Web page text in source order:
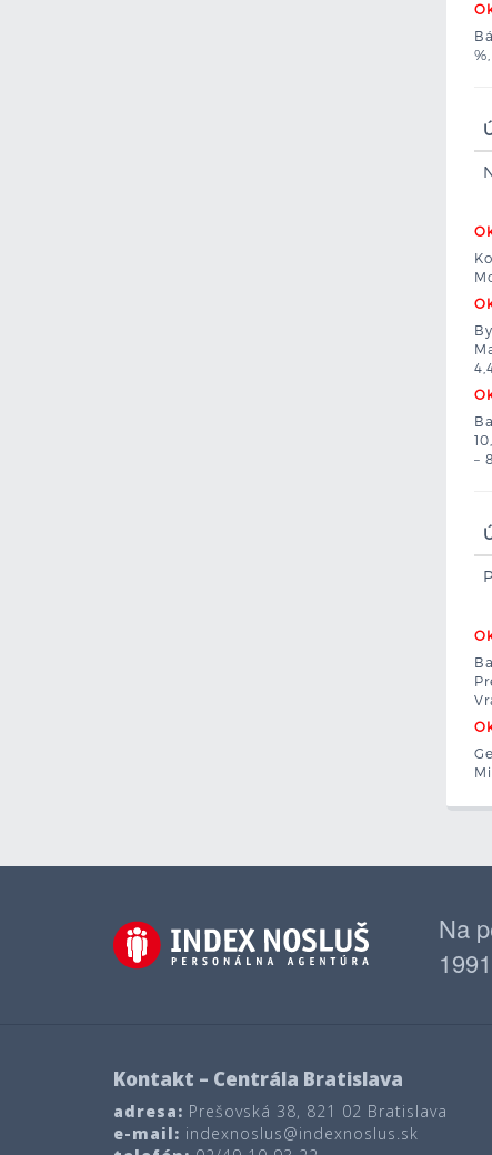
–
Na
1991
Kontakt – Centrála Bratislava
adresa: Prešovská 38, 821 02 Bratislava
e-mail: indexnoslus@indexnoslus.sk